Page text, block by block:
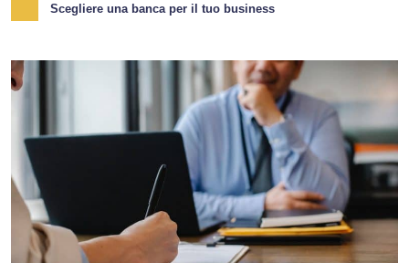
Scegliere una banca per il tuo business